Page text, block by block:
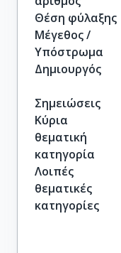
Θέση φύλαξης
Μέγεθος /
Υπόστρωμα
Δημιουργός
Σημειώσεις
Κύρια
θεματική
κατηγορία
Λοιπές
θεματικές
κατηγορίες